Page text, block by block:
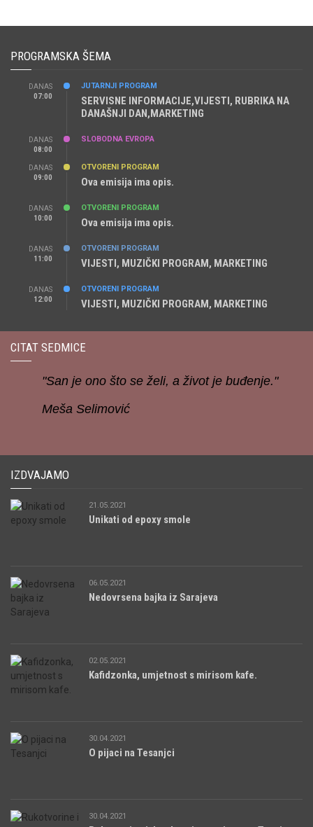
PROGRAMSKA ŠEMA
DANAS
07:00
JUTARNJI PROGRAM
SERVISNE INFORMACIJE,VIJESTI, RUBRIKA NA
DANAŠNJI DAN,MARKETING
DANAS
08:00
SLOBODNA EVROPA
DANAS
09:00
OTVORENI PROGRAM
Ova emisija ima opis.
DANAS
10:00
OTVORENI PROGRAM
Ova emisija ima opis.
DANAS
11:00
OTVORENI PROGRAM
VIJESTI, MUZIČKI PROGRAM, MARKETING
DANAS
12:00
OTVORENI PROGRAM
VIJESTI, MUZIČKI PROGRAM, MARKETING
CITAT SEDMICE
"San je ono što se želi, a život je buđenje."
Meša Selimović
IZDVAJAMO
21.05.2021
Unikati od epoxy smole
06.05.2021
Nedovrsena bajka iz Sarajeva
02.05.2021
Kafidzonka, umjetnost s mirisom kafe.
30.04.2021
O pijaci na Tesanjci
30.04.2021